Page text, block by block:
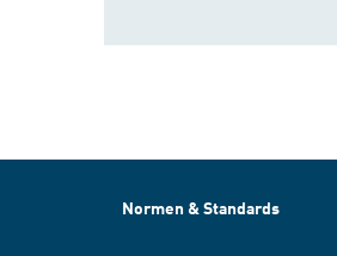
Normen & Standards